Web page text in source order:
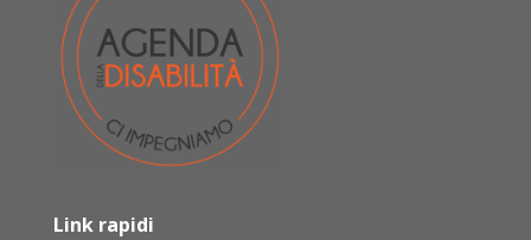
Link rapidi